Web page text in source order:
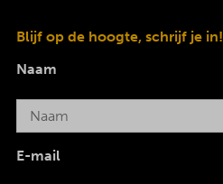
Blijf op de hoogte, schrijf je in!
Naam
E-mail